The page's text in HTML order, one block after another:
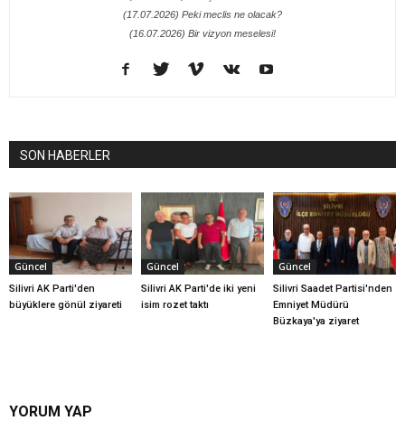
(17.07.2026) Peki meclis ne olacak?
(16.07.2026) Bir vizyon meselesi!
SON HABERLER
Güncel
Silivri AK Parti'den
büyüklere gönül ziyareti
Güncel
Silivri AK Parti'de iki yeni
isim rozet taktı
Güncel
Silivri Saadet Partisi'nden
Emniyet Müdürü
Büzkaya'ya ziyaret
YORUM YAP